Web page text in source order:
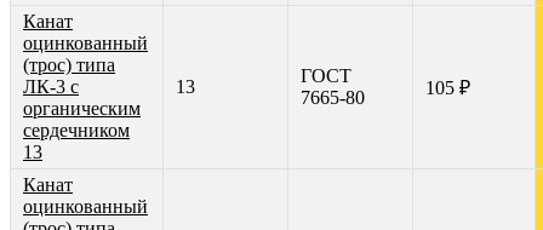
Канат
оцинкованный
(трос) типа
ЛК-3 с
органическим
сердечником
13
13
ГОСТ
7665-80
105 ₽
Канат
оцинкованный